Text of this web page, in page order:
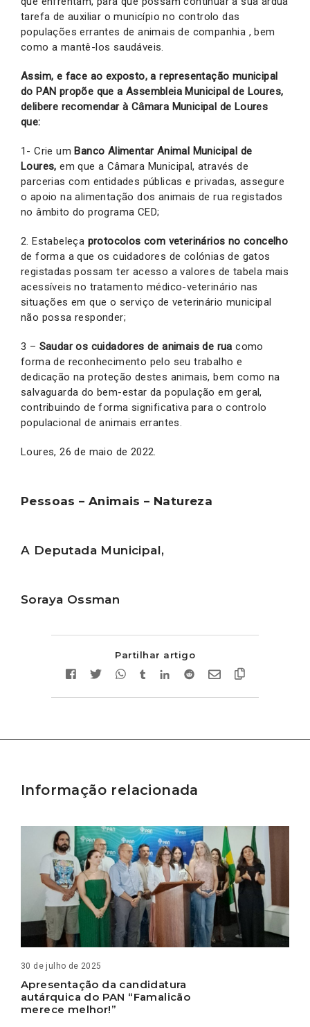
tarefa de auxiliar o município no controlo das
populações errantes de animais de companhia , bem
como a mantê-los saudáveis.
Assim, e face ao exposto, a representação municipal
do PAN propõe que a Assembleia Municipal de Loures,
delibere recomendar à Câmara Municipal de Loures
que:
1- Crie um Banco Alimentar Animal Municipal de
Loures, em que a Câmara Municipal, através de
parcerias com entidades públicas e privadas, assegure
o apoio na alimentação dos animais de rua registados
no âmbito do programa CED;
2. Estabeleça protocolos com veterinários no concelho
de forma a que os cuidadores de colónias de gatos
registadas possam ter acesso a valores de tabela mais
acessíveis no tratamento médico-veterinário nas
situações em que o serviço de veterinário municipal
não possa responder;
3 – Saudar os cuidadores de animais de ruacomo
forma de reconhecimento pelo seu trabalho e
dedicação na proteção destes animais, bem como na
salvaguarda do bem-estar da população em geral,
contribuindo de forma significativa para o controlo
populacional de animais errantes.
Loures, 26 de maio de 2022.
Pessoas – Animais – Natureza
A Deputada Municipal,
Soraya Ossman
Partilhar artigo
Informação relacionada
30 de julho de 2025
Apresentação da candidatura
autárquica do PAN “Famalicão
merece melhor!”